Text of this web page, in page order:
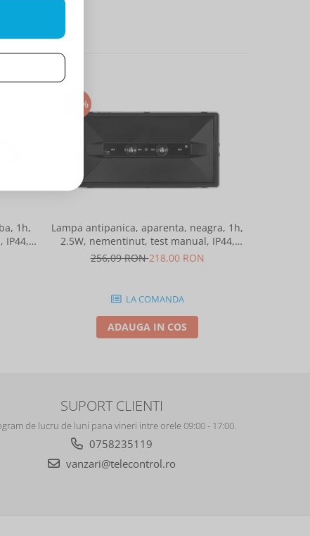
1h,
IP44,
-15%
Lampa antipanica, aparenta, neagra, 1h,
2.5W, nementinut, test manual, IP44,
lentile punct de siguranta, Intelight
256,09 RON218,00 RON
LA COMANDA
ADAUGA IN COS
SUPORT CLIENTI
de lucru de luni pana vineri intre orele 09:00 - 17:00.
0758235119
vanzari@telecontrol.ro